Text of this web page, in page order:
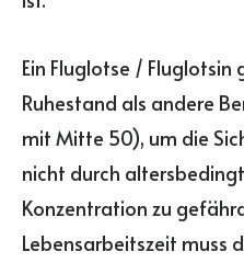
Ein Fluglotse /
Ruhestand als andere
mit Mitte 50), um die
nicht durch
Konzentration zu
Lebensarbeitszeit muss